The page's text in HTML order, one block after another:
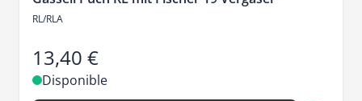
RL/RLA
13,40 €
Disponible